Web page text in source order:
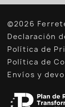
©2026
Declaración
Política de
Política de
Envíos y